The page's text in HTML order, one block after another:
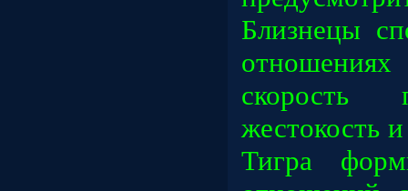
Близнецы
скорость
жестокость
Тигра